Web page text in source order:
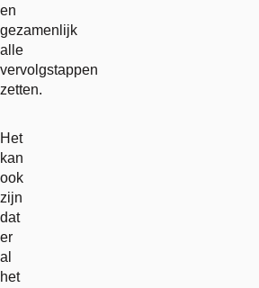
en
gezamenlijk
alle
vervolgstappen
zetten.
Het
kan
ook
zijn
dat
er
al
het